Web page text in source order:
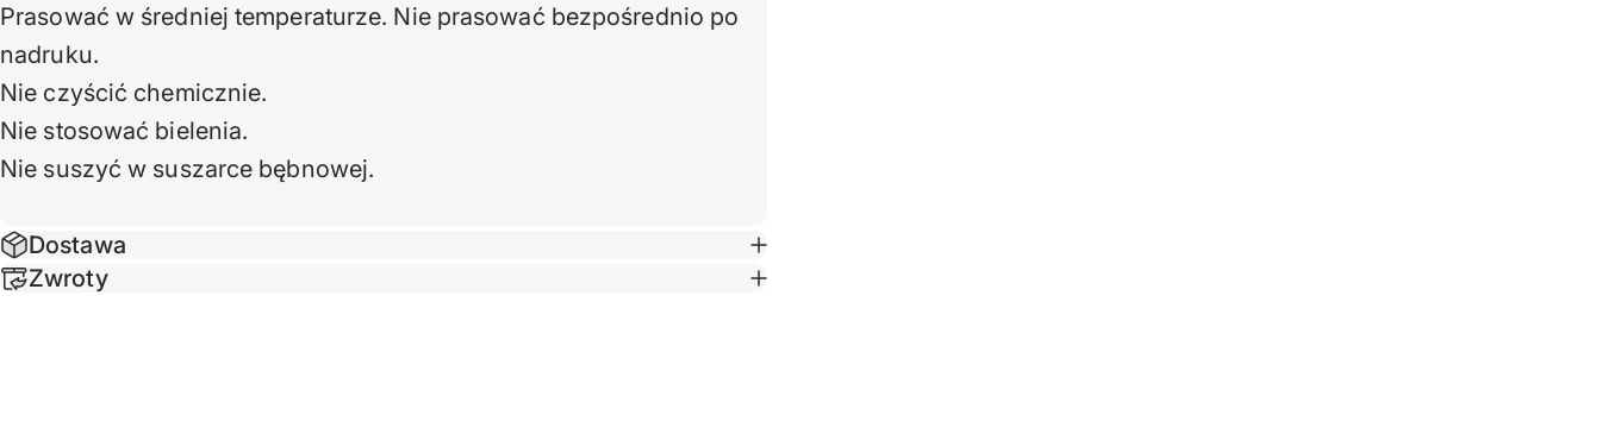
Prasować w średniej temperaturze. Nie prasować bezpośrednio po
nadruku.
Nie czyścić chemicznie.
Nie stosować bielenia.
Nie suszyć w suszarce bębnowej.
Dostawa
Zwroty